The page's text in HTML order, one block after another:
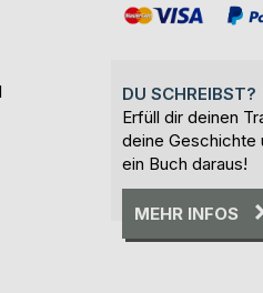
DU SCHREIBST?
Erfüll dir deinen
deine Geschichte
ein Buch daraus!
MEHR INFOS